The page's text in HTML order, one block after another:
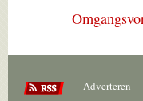
Adverteren